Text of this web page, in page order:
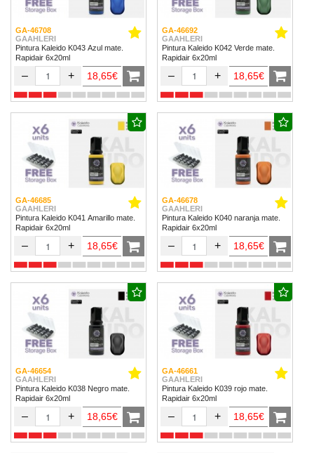
GA-46708
GAAHLERI
Pintura Kaleido K043 Azul mate.
Rapidair 6x20ml
– + 18,65€
GA-46692
GAAHLERI
Pintura Kaleido K042 Verde mate.
Rapidair 6x20ml
– + 18,65€
GA-46685
GAAHLERI
Pintura Kaleido K041 Amarillo mate.
Rapidair 6x20ml
– + 18,65€
GA-46678
GAAHLERI
Pintura Kaleido K040 naranja mate.
Rapidair 6x20ml
– + 18,65€
GA-46654
GAAHLERI
Pintura Kaleido K038 Negro mate.
Rapidair 6x20ml
– + 18,65€
GA-46661
GAAHLERI
Pintura Kaleido K039 rojo mate.
Rapidair 6x20ml
– + 18,65€